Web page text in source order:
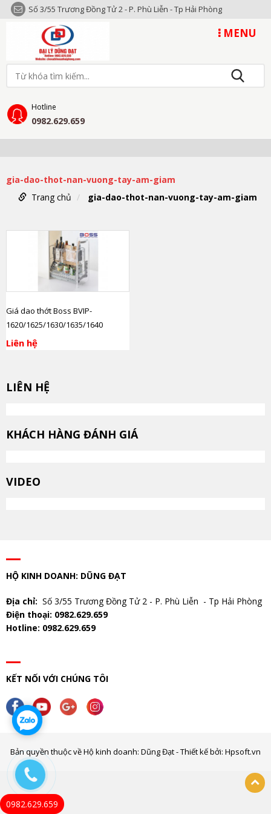
Số 3/55 Trương Đồng Tử 2 - P. Phù Liễn - Tp Hải Phòng
MENU
Hotline
0982.629.659
gia-dao-thot-nan-vuong-tay-am-giam
Trang chủ
gia-dao-thot-nan-vuong-tay-am-giam
Giá dao thớt Boss BVIP-
1620/1625/1630/1635/1640
Liên hệ
LIÊN HỆ
KHÁCH HÀNG ĐÁNH GIÁ
VIDEO
HỘ KINH DOANH: DŨNG ĐẠT
Địa chỉ: Số 3/55 Trương Đồng Tử 2 - P. Phù Liễn - Tp Hải Phòng
Điện thoại: 0982.629.659
Hotline: 0982.629.659
KẾT NỐI VỚI CHÚNG TÔI
Bản quyền thuộc về Hộ kinh doanh: Dũng Đạt - Thiết kế bởi: Hpsoft.vn
0982.629.659